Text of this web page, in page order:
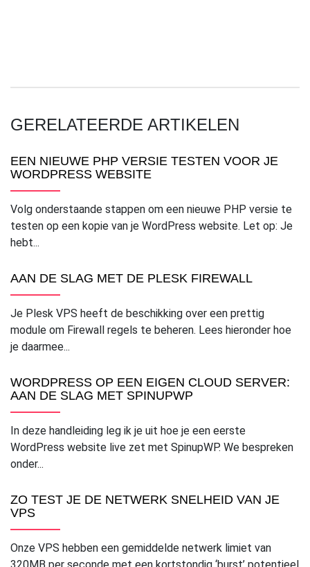
GERELATEERDE ARTIKELEN
EEN NIEUWE PHP VERSIE TESTEN VOOR JE
WORDPRESS WEBSITE
Volg onderstaande stappen om een nieuwe PHP versie te
testen op een kopie van je WordPress website. Let op: Je
hebt...
AAN DE SLAG MET DE PLESK FIREWALL
Je Plesk VPS heeft de beschikking over een prettig
module om Firewall regels te beheren. Lees hieronder hoe
je daarmee...
WORDPRESS OP EEN EIGEN CLOUD SERVER:
AAN DE SLAG MET SPINUPWP
In deze handleiding leg ik je uit hoe je een eerste
WordPress website live zet met SpinupWP. We bespreken
onder...
ZO TEST JE DE NETWERK SNELHEID VAN JE
VPS
Onze VPS hebben een gemiddelde netwerk limiet van